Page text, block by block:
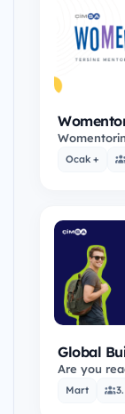
Tersine
Ocak +
Global
Are you
with a
Mart